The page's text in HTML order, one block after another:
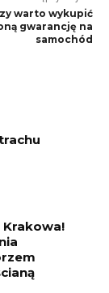
warto wykupić
gwarancję na
samochód
Krakowa!